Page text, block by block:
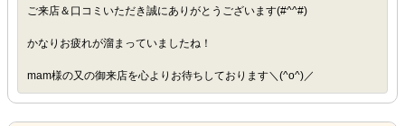
ご来店＆口コミいただき誠にありがとうございます(#^^#)
かなりお疲れが溜まっていましたね！
mam様の又の御来店を心よりお待ちしております＼(^o^)／